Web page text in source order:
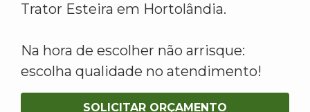
Trator Esteira em Hortolândia.
Na hora de escolher não arrisque:
escolha qualidade no atendimento!
SOLICITAR ORÇAMENTO